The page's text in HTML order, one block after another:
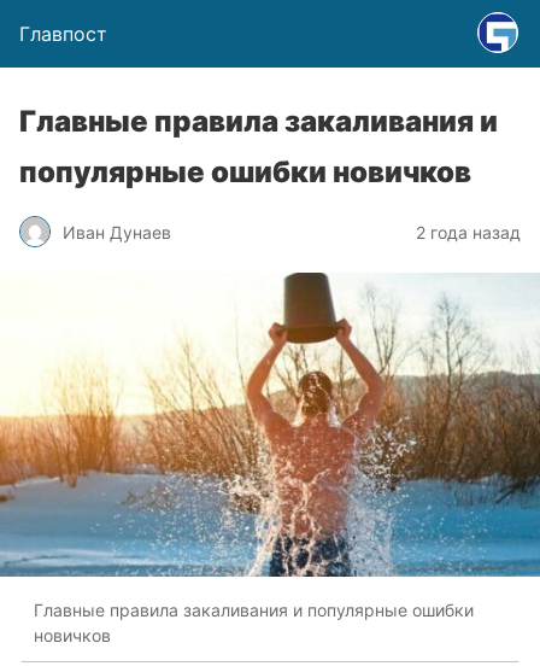
Главпост
Главные правила закаливания и
популярные ошибки новичков
Иван Дунаев 2 года назад
Главные правила закаливания и популярные ошибки
новичков